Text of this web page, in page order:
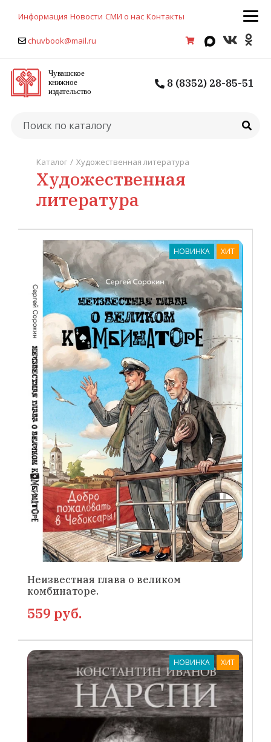
Информация Новости СМИ о нас Контакты
chuvbook@mail.ru
8 (8352) 28-85-51
Каталог / Художественная литература
Художественная
литература
Неизвестная глава о великом
комбинаторе.
НОВИНКА ХИТ
559 руб.
НОВИНКА ХИТ